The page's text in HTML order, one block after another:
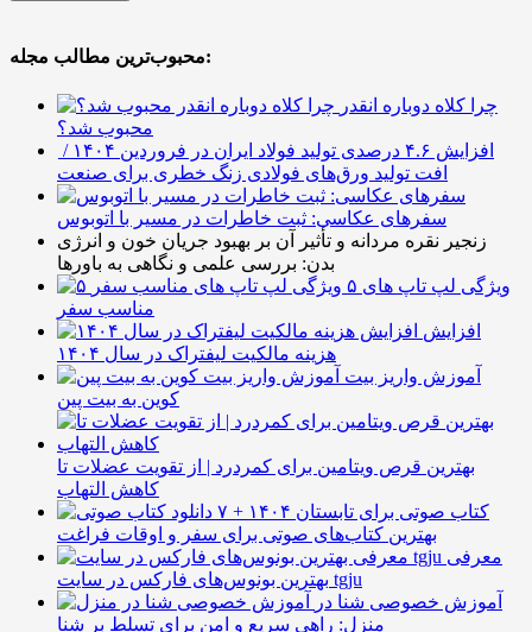
محبوب‌ترین مطالب مجله:
چرا کلاه دوباره انقدر
محبوب شد؟
افزایش ۴.۶ درصدی تولید فولاد ایران در فروردین ۱۴۰۴ /
افت تولید ورق‌های فولادی زنگ خطری برای صنعت
سفرهای عکاسی: ثبت خاطرات در مسیر با اتوبوس
زنجیر نقره مردانه و تأثیر آن بر بهبود جریان خون و انرژی
بدن: بررسی علمی و نگاهی به باورها
۵ ویژگی لپ تاپ های
مناسب سفر
افزایش
هزینه مالکیت لیفتراک در سال ۱۴۰۴
آموزش واریز بیت
کوین به بیت پین
بهترین قرص ویتامین برای کمردرد | از تقویت عضلات تا
کاهش التهاب
۷ کتاب صوتی برای تابستان ۱۴۰۴ +
بهترین کتاب‌های صوتی برای سفر و اوقات فراغت
معرفی
بهترین بونوس‌های فارکس در سایت tgju
آموزش خصوصی شنا در
منزل: راهی سریع و امن برای تسلط بر شنا